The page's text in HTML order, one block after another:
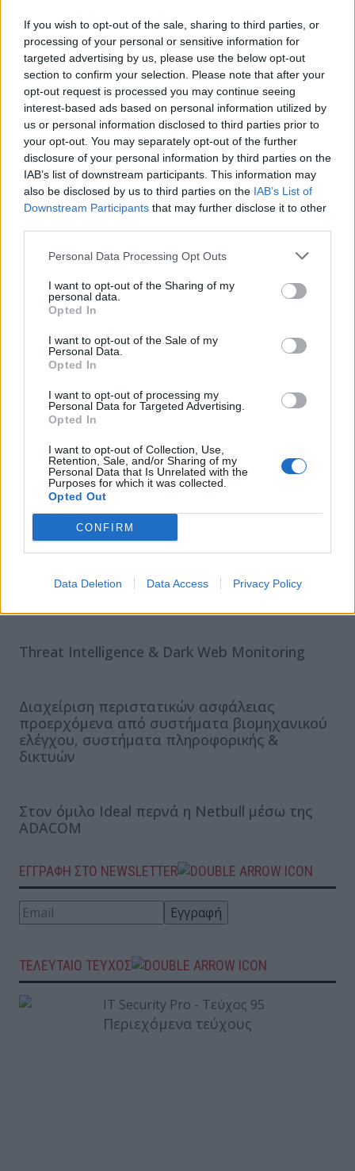
If you wish to opt-out of the sale, sharing to third parties, or
processing of your personal or sensitive information for
targeted advertising by us, please use the below opt-out
section to confirm your selection. Please note that after your
opt-out request is processed you may continue seeing
interest-based ads based on personal information utilized by
us or personal information disclosed to third parties prior to
your opt-out. You may separately opt-out of the further
disclosure of your personal information by third parties on the
IAB’s list of downstream participants. This information may
also be disclosed by us to third parties on the IAB’s List of
Downstream Participants that may further disclose it to other
Personal Data Processing Opt Outs
I want to opt-out of the Sharing of my
personal data.
Opted In
I want to opt-out of the Sale of my
Personal Data.
Opted In
I want to opt-out of processing my
Personal Data for Targeted Advertising.
Opted In
I want to opt-out of Collection, Use,
Retention, Sale, and/or Sharing of my
Personal Data that Is Unrelated with the
Purposes for which it was collected.
Opted Out
CONFIRM
Data Deletion Data Access Privacy Policy
υποσύστημα καλύπτει ένα ευρύ φάσμα των τρωτών
σημείων, πρωτοκόλλων, εφαρμογών, λειτουργικών
συστημάτων και υπηρεσιών ώστε να εντοπισθούν
όλα τα γνωστά τρωτά σημεία, παρέχοντας ακριβή
αποτελέσματα και αποκλείοντας έτσι ψευδώς θετικά
και ψευδώς αρνητικά ευρήματα.
Yποσύστημα User Behavior Analysis
Η πλατφόρμα υποστηρίζει τoν εντοπισμό
περιστατικών με βάση την ανάλυση της
συμπεριφοράς των χρηστών (User Behavior
Analysis -UBA-). To υποσύστημα αυτό αναλύει τα
επιτρέπει (α) τον έγκαιρο εντοπισμό των
εσωτερικών απειλών και (β) τα συστήματα του
εγκληματίες του κυβερνοχώρου ή από κακόβολους
εσωτερικούς χρήστες. To λογισμικό παρέχει ένα
χρήστες σύμφωνα με το λογαριασμό τους και την
ανώμαλη δραστηριότητα τους. Με ένα μόνο κλικ
σε λίστα υπόπτων, επιτρέπει το σχολιασμό μέσω
κειμένου και παρέχονται τα γεγονότα ασφαλείας και
οι δικτυακές ροές.
Threat Intelligence & Dark Web Monitoring
Διαχείριση περιστατικών ασφάλειας
προερχόμενα από συστήματα βιομηχανικού
ελέγχου, συστήματα πληροφορικής &
δικτυών
Στον όμιλο Ideal περνά η Netbull μέσω της
ADACOM
ΕΓΓΡΑΦΗ ΣΤΟ NEWSLETTER
ΤΕΛΕΥΤΑΙΟ ΤΕΥΧΟΣ
Περιεχόμενα τεύχους